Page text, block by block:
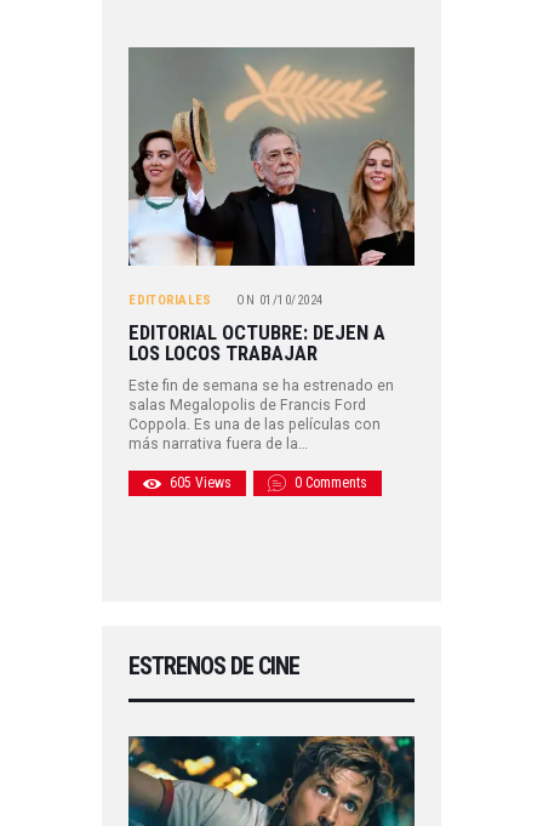
EDITORIALES ON 01/10/2024
EDITORIAL OCTUBRE: DEJEN A
LOS LOCOS TRABAJAR
Este fin de semana se ha estrenado en
salas Megalopolis de Francis Ford
Coppola. Es una de las películas con
más narrativa fuera de la…
605 Views 0 Comments
ESTRENOS DE CINE